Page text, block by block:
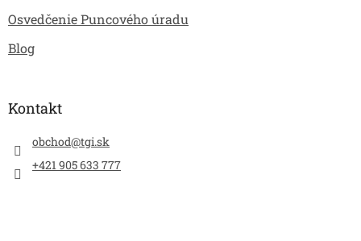
Osvedčenie Puncového úradu
Blog
Kontakt
obchod@tgi.sk
+421 905 633 777